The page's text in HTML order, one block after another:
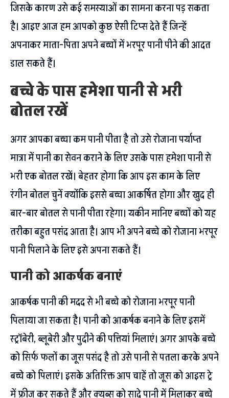
जिसके कारण उसे कई समस्याओं का सामना करना पड़ सकता
है। आइए आज हम आपको कुछ ऐसी टिप्स देते हैं जिन्हें
अपनाकर माता-पिता अपने बच्चों में भरपूर पानी पीने की आदत
डाल सकते हैं।
बच्चे के पास हमेशा पानी से भरी
बोतल रखें
अगर आपका बच्चा कम पानी पीता है तो उसे रोजाना पर्याप्त
मात्रा में पानी का सेवन कराने के लिए उसके पास हमेशा पानी से
भरी एक बोतल रखें। बेहतर होगा कि आप इस काम के लिए
रंगीन बोतल चुनें क्योंकि इससे बच्चा आकर्षित होगा और खुद ही
बार-बार बोतल से पानी पीता रहेगा। यकीन मानिए बच्चों को यह
तरीका बहुत पसंद आता है। आप भी अपने बच्चे को रोजाना भरपूर
पानी पिलाने के लिए इसे अपना सकते हैं।
पानी को आकर्षक बनाएं
आकर्षक पानी की मदद से भी बच्चे को रोजाना भरपूर पानी
पिलाया जा सकता है। पानी को आकर्षक बनाने के लिए इसमें
स्ट्रॉबेरी, ब्लूबेरी और पुदीने की पत्तियां मिलाएं। अगर आपके बच्चे
को सिर्फ फलों का जूस पसंद है तो उसे पानी से पतला करके अपने
बच्चे को पिलाएं। इसके अतिरिक्त आप चाहें तो जूस को आइस ट्रे
में फ्रीज कर सकते हैं और क्यूब्स को सादे पानी में मिलाकर बच्चे